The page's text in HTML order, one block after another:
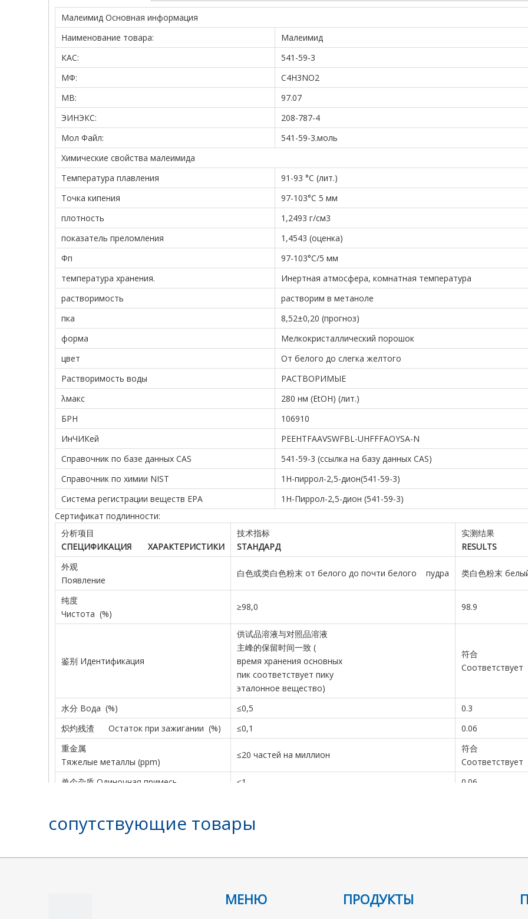
Малеимид Основная информация
Наименование товара:
Малеимид
КАС:
541-59-3
МФ:
C4H3NO2
МВ:
97.07
ЭИНЭКС:
208-787-4
Мол Файл:
541-59-3.моль
Химические свойства малеимида
Температура плавления
91-93 °С (лит.)
Точка кипения
97-103°С 5 мм
плотность
1,2493 г/см3
показатель преломления
1,4543 (оценка)
Фп
97-103°С/5 мм
температура хранения.
Инертная атмосфера, комнатная температура
растворимость
растворим в метаноле
пка
8,52±0,20 (прогноз)
форма
Мелкокристаллический порошок
цвет
От белого до слегка желтого
Растворимость воды
РАСТВОРИМЫЕ
λмакс
280 нм (EtOH) (лит.)
БРН
106910
ИнЧИКей
PEEHTFAAVSWFBL-UHFFFAOYSA-N
Справочник по базе данных CAS
541-59-3 (ссылка на базу данных CAS)
Справочник по химии NIST
1H-пиррол-2,5-дион(541-59-3)
Система регистрации веществ EPA
1H-Пиррол-2,5-дион (541-59-3)
Сертификат подлинности:
分析项目
СПЕЦИФИКАЦИЯ
ХАРАКТЕРИСТИКИ
技术指标
SТАНДАРД
实测结果
RESULTS
外观
Появление
白色或类白色粉末 от белого до почти белого пудра 类白色粉末
纯度
Чистота (%)
≥98,0 98.9
鉴别 Идентификация
供试品溶液与对照品溶液
主峰的保留时间一致 (
время хранения основных
пик соответствует пику
эталонное вещество)
符合
Соответствует
水分 Вода (%) ≤0,5
0.3
炽灼残渣 Остаток при зажигании (%)
≤0,1
0.06
重金属
Тяжелые металлы (ppm)
≤20 частей на миллион
符合
Соответствует
单个杂质 Одиночная примесь
≤1
0.06
сопутствующие товары
МЕНЮ ПРОДУКТЫ